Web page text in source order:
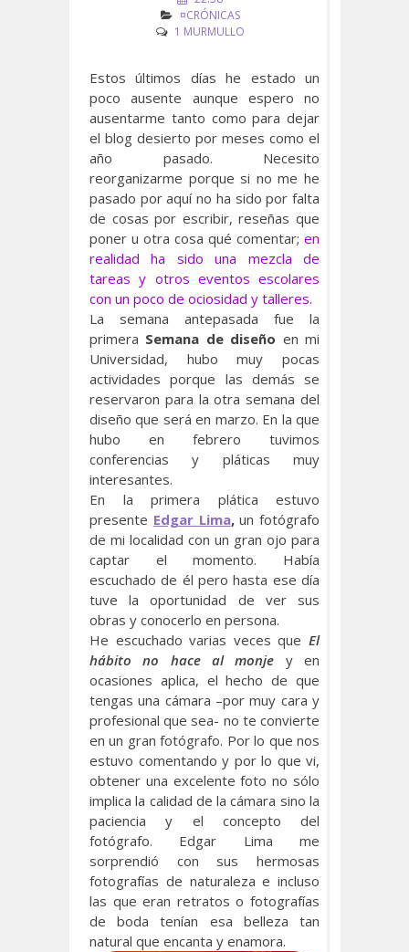
¤CRÓNICAS
1 MURMULLO
Estos últimos días he estado un
poco ausente aunque espero no
ausentarme tanto como para dejar
el blog desierto por meses como el
año pasado. Necesito
reorganizarme porque si no me he
pasado por aquí no ha sido por falta
de cosas por escribir, reseñas que
poner u otra cosa qué comentar; en
realidad ha sido una mezcla de
tareas y otros eventos escolares
con un poco de ociosidad y talleres.
La semana antepasada fue la
primera Semana de diseño en mi
Universidad, hubo muy pocas
actividades porque las demás se
reservaron para la otra semana del
diseño que será en marzo. En la que
hubo en febrero tuvimos
conferencias y pláticas muy
interesantes.
En la primera plática estuvo
presente Edgar Lima,un fotógrafo
de mi localidad con un gran ojo para
captar el momento. Había
escuchado de él pero hasta ese día
tuve la oportunidad de ver sus
obras y conocerlo en persona.
He escuchado varias veces que El
hábito no hace al monje y en
ocasiones aplica, el hecho de que
tengas una cámara –por muy cara y
profesional que sea- no te convierte
en un gran fotógrafo. Por lo que nos
estuvo comentando y por lo que vi,
obtener una excelente foto no sólo
implica la calidad de la cámara sino la
paciencia y el concepto del
fotógrafo. Edgar Lima me
sorprendió con sus hermosas
fotografías de naturaleza e incluso
las que eran retratos o fotografías
de boda tenían esa belleza tan
natural que encanta y enamora.